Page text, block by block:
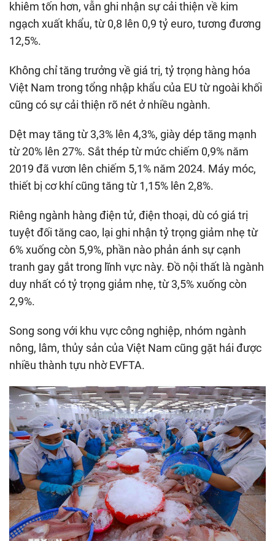
khiêm tốn hơn, vẫn ghi nhận sự cải thiện về kim
ngạch xuất khẩu, từ 0,8 lên 0,9 tỷ euro, tương đương
12,5%.
Không chỉ tăng trưởng về giá trị, tỷ trọng hàng hóa
Việt Nam trong tổng nhập khẩu của EU từ ngoài khối
cũng có sự cải thiện rõ nét ở nhiều ngành.
Dệt may tăng từ 3,3% lên 4,3%, giày dép tăng mạnh
từ 20% lên 27%. Sắt thép từ mức chiếm 0,9% năm
2019 đã vươn lên chiếm 5,1% năm 2024. Máy móc,
thiết bị cơ khí cũng tăng từ 1,15% lên 2,8%.
Riêng ngành hàng điện tử, điện thoại, dù có giá trị
tuyệt đối tăng cao, lại ghi nhận tỷ trọng giảm nhẹ từ
6% xuống còn 5,9%, phần nào phản ánh sự cạnh
tranh gay gắt trong lĩnh vực này. Đồ nội thất là ngành
duy nhất có tỷ trọng giảm nhẹ, từ 3,5% xuống còn
2,9%.
Song song với khu vực công nghiệp, nhóm ngành
nông, lâm, thủy sản của Việt Nam cũng gặt hái được
nhiều thành tựu nhờ EVFTA.